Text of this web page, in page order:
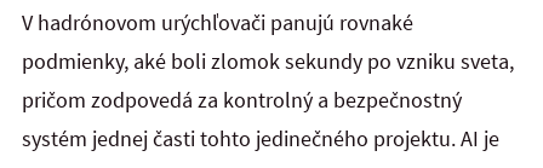
V hadrónovom urýchľovači panujú rovnaké
podmienky, aké boli zlomok sekundy po vzniku sveta,
pričom zodpovedá za kontrolný a bezpečnostný
systém jednej časti tohto jedinečného projektu. AI je